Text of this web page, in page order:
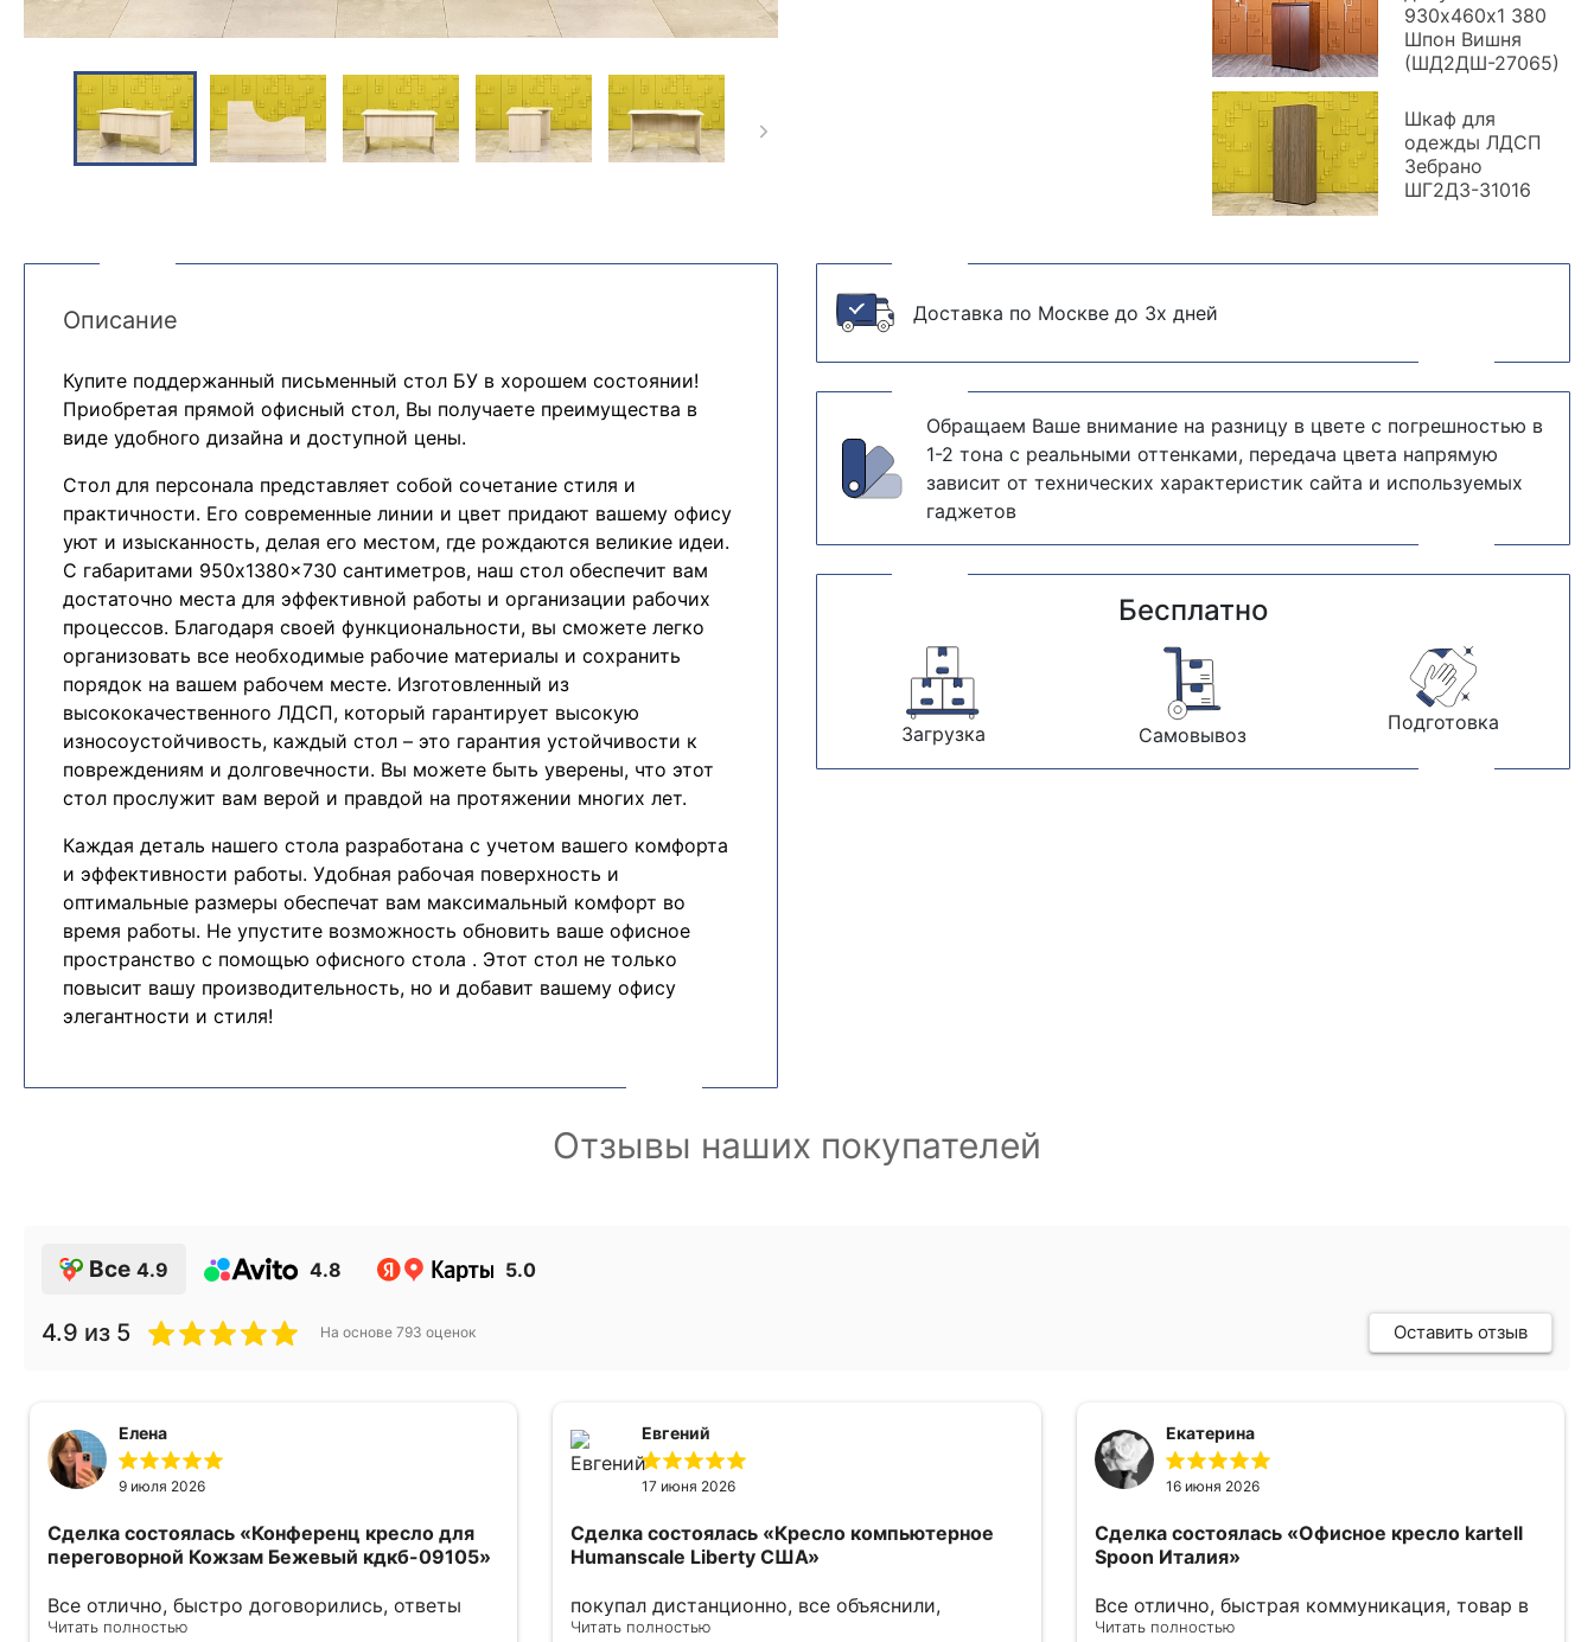
930х460х1 380
Шпон Вишня
(ШД2ДШ-27065)
Шкаф для
одежды ЛДСП
Зебрано
ШГ2ДЗ-31016
Описание
Купите поддержанный письменный стол БУ в хорошем состоянии!
Приобретая прямой офисный стол, Вы получаете преимущества в
виде удобного дизайна и доступной цены.
Cтол для персонала представляет собой сочетание стиля и
практичности. Его современные линии и цвет придают вашему офису
уют и изысканность, делая его местом, где рождаются великие идеи.
С габаритами 950x1380x730 сантиметров, наш стол обеспечит вам
достаточно места для эффективной работы и организации рабочих
процессов. Благодаря своей функциональности, вы сможете легко
организовать все необходимые рабочие материалы и сохранить
порядок на вашем рабочем месте. Изготовленный из
высококачественного ЛДСП, который гарантирует высокую
износоустойчивость, каждый стол – это гарантия устойчивости к
повреждениям и долговечности. Вы можете быть уверены, что этот
стол прослужит вам верой и правдой на протяжении многих лет.
Каждая деталь нашего стола разработана с учетом вашего комфорта
и эффективности работы. Удобная рабочая поверхность и
оптимальные размеры обеспечат вам максимальный комфорт во
время работы. Не упустите возможность обновить ваше офисное
пространство с помощью офисного стола . Этот стол не только
повысит вашу производительность, но и добавит вашему офису
элегантности и стиля!
Доставка по Москве до 3х дней
Обращаем Ваше внимание на разницу в цвете с погрешностью в
1-2 тона с реальными оттенками, передача цвета напрямую
зависит от технических характеристик сайта и используемых
гаджетов
Бесплатно
Загрузка Самовывоз
Подготовка
Отзывы наших покупателей
Все 4.9 4.8 5.0
4.9 из 5 На основе 793 оценок Оставить отзыв
Елена
9 июля 2026
Сделка состоялась «Конференц кресло для
переговорной Кожзам Бежевый кдкб-09105»
Все отлично, быстро договорились, ответы
очень быстрые, всегда на связи. Все подробно
Читать полностью
Евгений
17 июня 2026
Сделка состоялась «Кресло компьютерное
Humanscale Liberty США»
покупал дистанционно, все объяснили,
показали, сделали фото и видео по запросу.
Читать полностью
Екатерина
16 июня 2026
Сделка состоялась «Офисное кресло kartell
Spoon Италия»
Все отлично, быстрая коммуникация, товар в
отличном состоянии.
Читать полностью